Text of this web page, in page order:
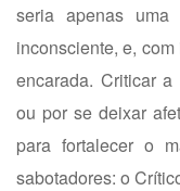
seria apenas
inconsciente, e,
encarada. Criticar
ou por se deixar
para fortalecer o
sabotadores: o